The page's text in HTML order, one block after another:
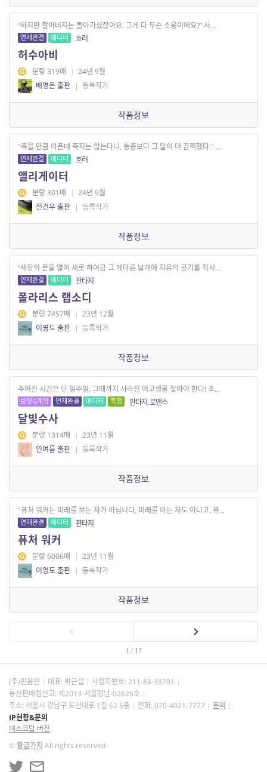
“하지만 할아버지는 돌아가셨잖아요. 그게 다 무슨 소용이에요?” 사...
연재완결 에디터 호러
허수아비
분량 319매 | 24년 9월
배명은 출판 | 등록작가
작품정보
"죽을 만큼 아픈데 죽지는 않는다니, 통증보다 그 말이 더 끔찍했다." ...
연재완결 에디터 호러
앨리게이터
분량 301매 | 24년 9월
전건우 출판 | 등록작가
작품정보
“새장의 문을 열어 새로 하여금 그 메마른 날개에 자유의 공기를 적시...
연재완결 에디터 판타지
폴라리스 랩소디
분량 7457매 | 23년 12월
이영도 출판 | 등록작가
작품정보
주어진 시간은 단 일주일, 그때까지 사라진 여고생을 찾아야 한다! 조...
브릿G계약 연재완결 에디터 독점 판타지, 로맨스
달빛수사
분량 1314매 | 23년 11월
연여름 출판 | 등록작가
작품정보
"퓨처 워커는 미래를 보는 자가 아닙니다, 미래를 아는 자도 아니고. 퓨...
연재완결 에디터 판타지
퓨처 워커
분량 6006매 | 23년 11월
이영도 출판 | 등록작가
작품정보
1 / 17
(주)민음인 대표: 박근섭 사업자번호: 211-88-33701
통신판매업신고: 제2013-서울강남-02625호
주소: 서울시 강남구 도산대로 1길 62 5층
전화: 070-4021-7777
문의
IP현황&문의
데스크탑 버전
©황금가지 All rights reserved.